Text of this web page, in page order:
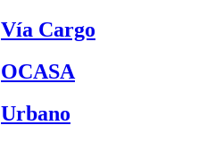
Vía Cargo
OCASA
Urbano